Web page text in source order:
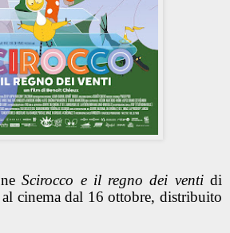
Scirocco e il regno dei ventidi
al cinemadal 16 ottobre, distribuito